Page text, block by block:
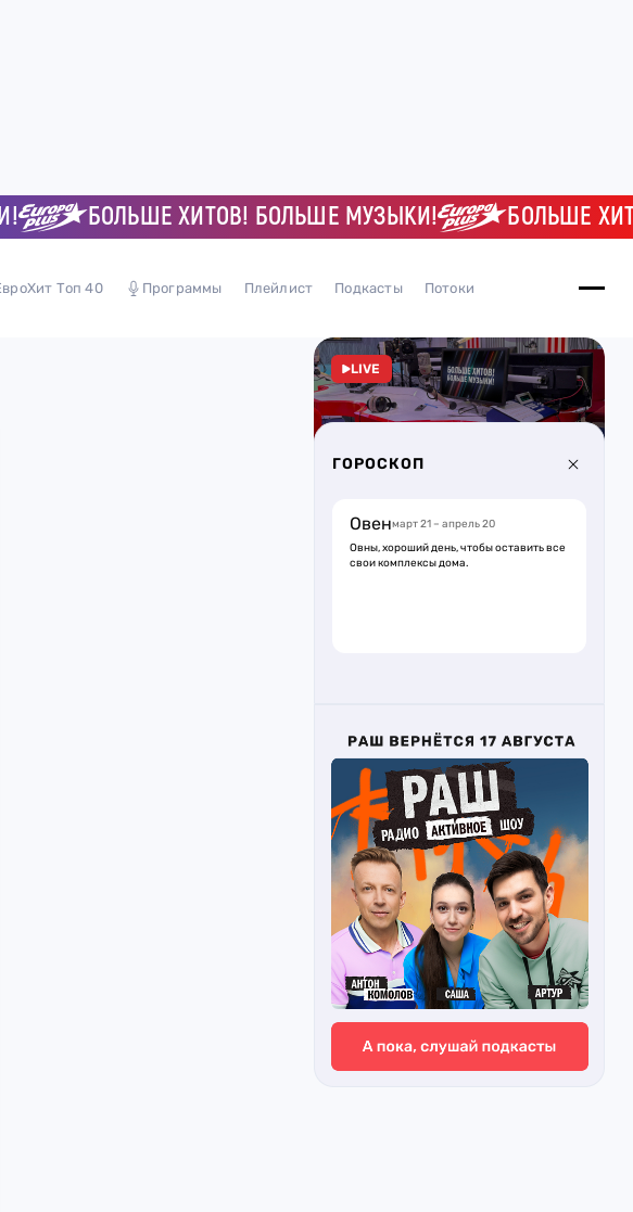
БОЛЬШЕ ХИТОВ! БОЛЬШЕ МУЗЫКИ! БОЛЬШЕ
Топ 40 Программы Плейлист Подкасты Потоки
LIVE
ГОРОСКОП
Овенмарт 21 – апрель 20
Овны, хороший день, чтобы оставить все
свои комплексы дома.